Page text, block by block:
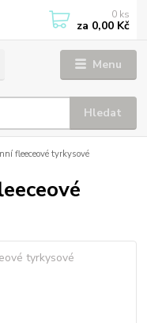
Menu
Hledat
0 ks
za 0,00 Kč
fleeceové tyrkysové